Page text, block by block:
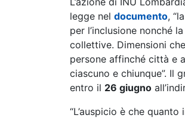
legge nel documento,
per l’inclusione nonché
collettive. Dimensioni
persone affinché città e
ciascuno e chiunque”. Il
entro il 26 giugno
“L’auspicio è che